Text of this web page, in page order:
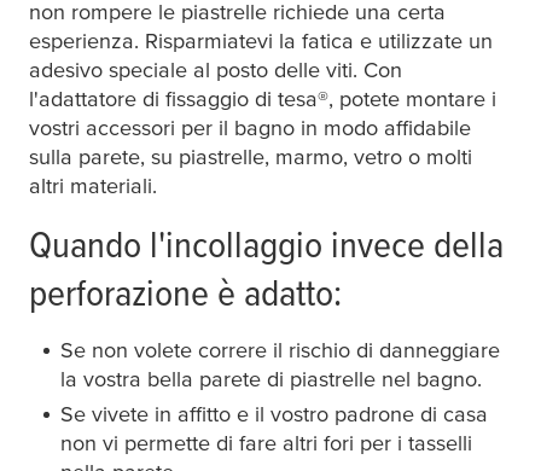
Gancio per asciugamano
Anello per asciugamani
Cestino per doccia
Portaspazzolino
non rompere le piastrelle richiede una certa
esperienza. Risparmiatevi la fatica e utilizzate un
adesivo speciale al posto delle viti. Con
l'adattatore di fissaggio di tesa®, potete montare i
vostri accessori per il bagno in modo affidabile
sulla parete, su piastrelle, marmo, vetro o molti
altri materiali.
Quando l'incollaggio invece della
perforazione è adatto:
Se non volete correre il rischio di danneggiare
la vostra bella parete di piastrelle nel bagno.
Se vivete in affitto e il vostro padrone di casa
non vi permette di fare altri fori per i tasselli